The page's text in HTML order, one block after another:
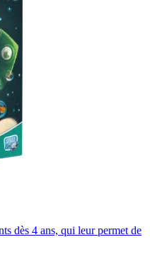
dès 4 ans, qui leur permet de